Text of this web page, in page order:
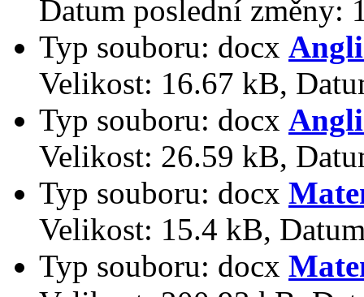
Datum poslední změny:
Typ souboru: docx
Velikost: 16.67 kB,
Typ souboru: docx
Velikost: 26.59 kB,
Typ souboru: docx
Velikost: 15.4 kB,
Typ souboru: docx